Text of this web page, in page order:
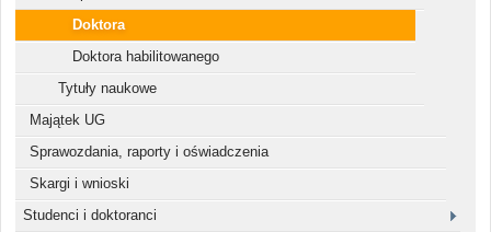
Doktora
Doktora habilitowanego
Tytuły naukowe
Majątek UG
Sprawozdania, raporty i oświadczenia
Skargi i wnioski
Studenci i doktoranci